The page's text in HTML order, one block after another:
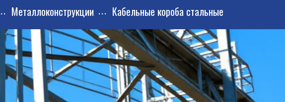
Металлоконструкции Кабельные короба стальные